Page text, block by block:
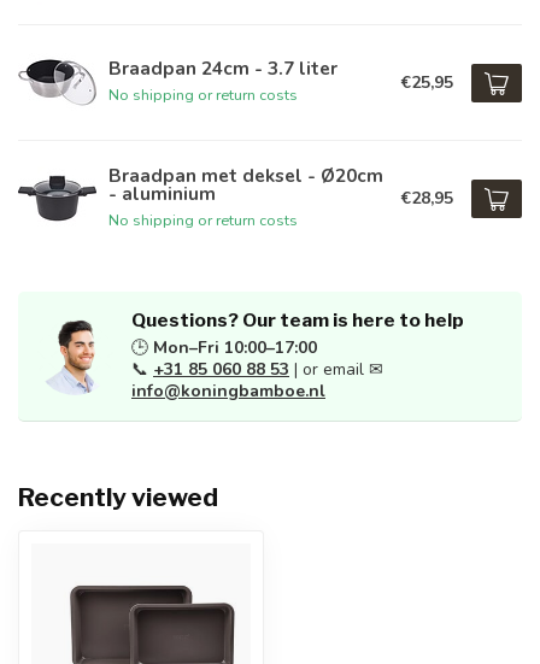
Braadpan 24cm - 3.7 liter
No shipping or return costs
€25,95
Braadpan met deksel - Ø20cm
- aluminium
No shipping or return costs
€28,95
Questions? Our team is here to help
🕒 Mon–Fri 10:00–17:00
📞 +31 85 060 88 53 | or email ✉
info@koningbamboe.nl
Recently viewed